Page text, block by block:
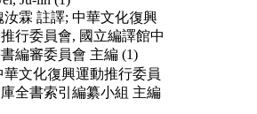
汝霖 註譯; 中華文化復興
行委員會, 國立編譯館中
編審委員會 主編 (1)
華文化復興運動推行委員
全書索引編纂小組 主編